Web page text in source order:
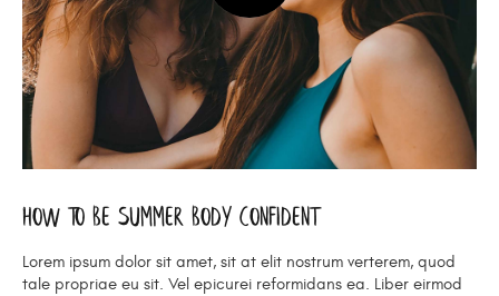
How To Be Summer Body Confident
Lorem ipsum dolor sit amet, sit at elit nostrum verterem, quod
tale propriae eu sit. Vel epicurei reformidans ea. Liber eirmod